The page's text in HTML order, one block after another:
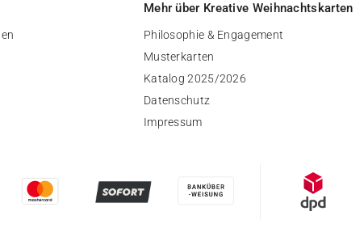
Mehr über Kreative Weihnachtskarten
Philosophie & Engagement
Musterkarten
Katalog 2025/2026
Datenschutz
Impressum